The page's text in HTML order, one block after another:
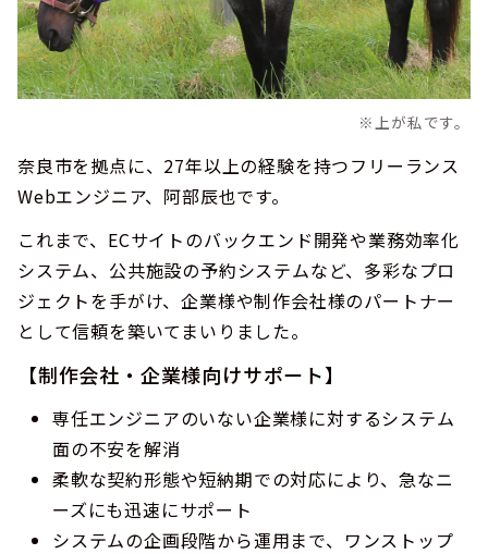
※上が私です。
奈良市を拠点に、27年以上の経験を持つフリーランス
Webエンジニア、阿部辰也です。
これまで、ECサイトのバックエンド開発や業務効率化
システム、公共施設の予約システムなど、多彩なプロ
ジェクトを手がけ、企業様や制作会社様のパートナー
として信頼を築いてまいりました。
【制作会社・企業様向けサポート】
専任エンジニアのいない企業様に対するシステム
面の不安を解消
柔軟な契約形態や短納期での対応により、急なニ
ーズにも迅速にサポート
システムの企画段階から運用まで、ワンストップ